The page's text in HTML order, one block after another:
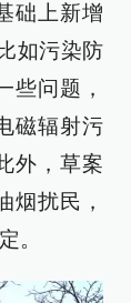
础上新增
如污染防
些问题，
磁辐射污
外，草案
烟扰民，
。